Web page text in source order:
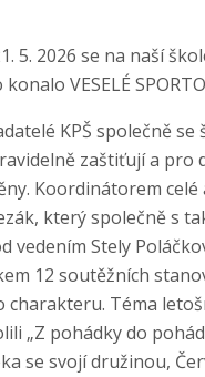
5. 2026 se na naší
VESELÉ
KPŠ společně se
zaštiťují a pro
Koordinátorem celé
který společně s
vedením Stely
12 soutěžních
charakteru. Téma
„Z pohádky do
se svojí družinou,